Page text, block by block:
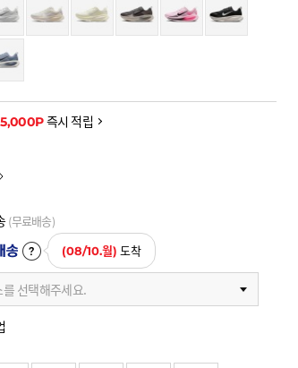
5,000P즉시 적립
(무료배송)
(08/10.월) 도착
선택해주세요.